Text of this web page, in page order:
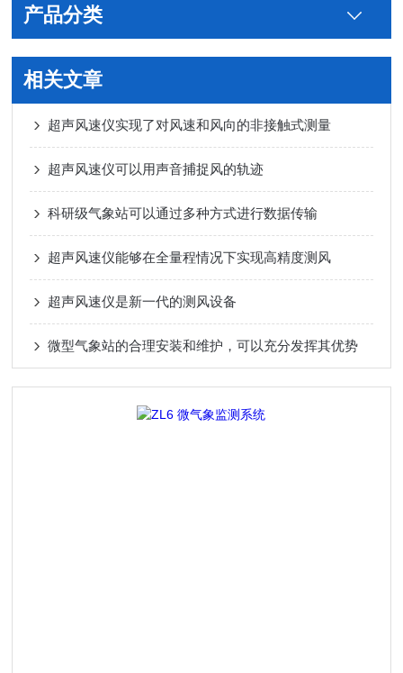
产品分类
相关文章
超声风速仪实现了对风速和风向的非接触式测量
超声风速仪可以用声音捕捉风的轨迹
科研级气象站可以通过多种方式进行数据传输
超声风速仪能够在全量程情况下实现高精度测风
超声风速仪是新一代的测风设备
微型气象站的合理安装和维护，可以充分发挥其优势